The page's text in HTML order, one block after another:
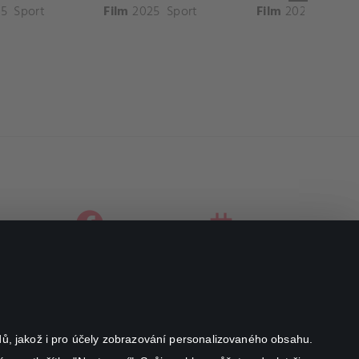
jakož i pro účely zobrazování personalizovaného obsahu.
Sport
Film 2025 Sport Film 2025
facebookinstagram